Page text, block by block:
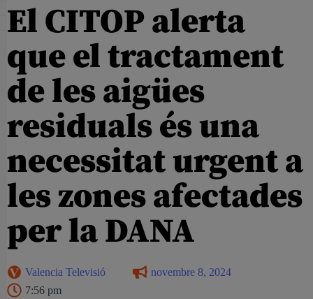
El CITOP alerta
que el tractament
de les aigües
residuals és una
necessitat urgent a
les zones afectades
per la DANA
Valencia Televisió
novembre 8, 2024
7:56 pm